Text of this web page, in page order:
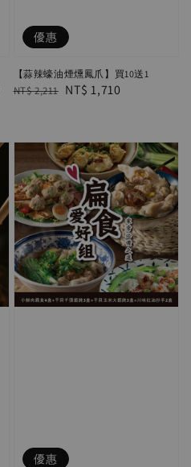
優惠
【蒜辣蠔油煙燻鳳爪】買10送1
Regular
NT$ 2,211 Sale
NT$ 1,710
優惠